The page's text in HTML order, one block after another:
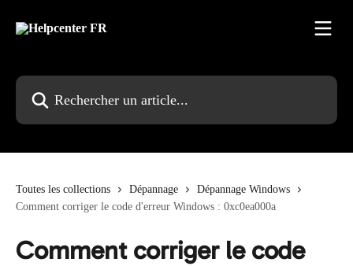
Rechercher un article...
Toutes les collections Dépannage
Dépannage Windows
Comment corriger le code d'erreur Windows : 0xc0ea000a
Comment corriger le code